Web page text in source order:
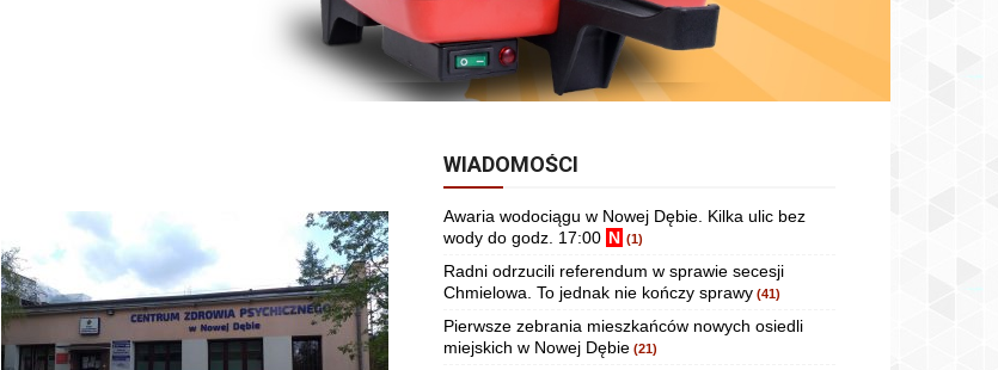
WIADOMOŚCI
Awaria wodociągu w Nowej Dębie. Kilka ulic bez
wody do godz. 17:00 N (1)
Radni odrzucili referendum w sprawie secesji
Chmielowa. To jednak nie kończy sprawy (41)
Pierwsze zebrania mieszkańców nowych osiedli
miejskich w Nowej Dębie (21)